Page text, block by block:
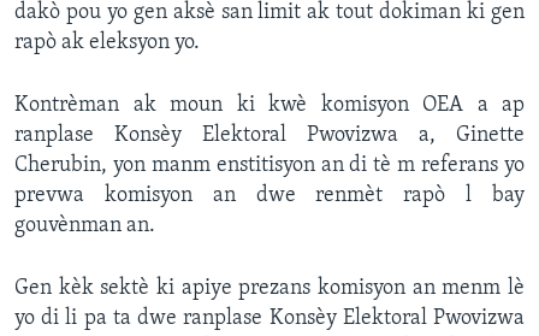
dakò pou yo gen aksè san limit ak tout dokiman ki gen
rapò ak eleksyon yo.
Kontrèman ak moun ki kwè komisyon OEA a ap
ranplase Konsèy Elektoral Pwovizwa a, Ginette
Cherubin, yon manm enstitisyon an di tè m referans yo
prevwa komisyon an dwe renmèt rapò l bay
gouvènman an.
Gen kèk sektè ki apiye prezans komisyon an menm lè
yo di li pa ta dwe ranplase Konsèy Elektoral Pwovizwa